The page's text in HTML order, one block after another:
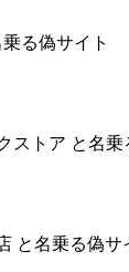
る偽サイト
ストア と名乗
と名乗る偽サ